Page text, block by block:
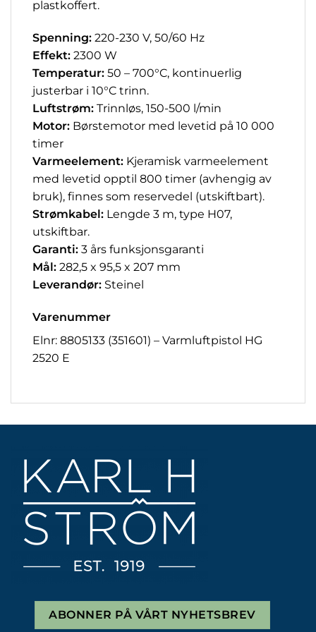
plastkoffert.
Spenning: 220-230 V, 50/60 Hz
Effekt: 2300 W
Temperatur: 50 – 700°C, kontinuerlig
justerbar i 10°C trinn.
Luftstrøm: Trinnløs, 150-500 l/min
Motor: Børstemotor med levetid på 10 000
timer
Varmeelement: Kjeramisk varmeelement
med levetid opptil 800 timer (avhengig av
bruk), finnes som reservedel (utskiftbart).
Strømkabel: Lengde 3 m, type H07,
utskiftbar.
Garanti: 3 års funksjonsgaranti
Mål: 282,5 x 95,5 x 207 mm
Leverandør: Steinel
Varenummer
Elnr: 8805133 (351601) – Varmluftpistol HG
2520 E
ABONNER PÅ VÅRT NYHETSBREV